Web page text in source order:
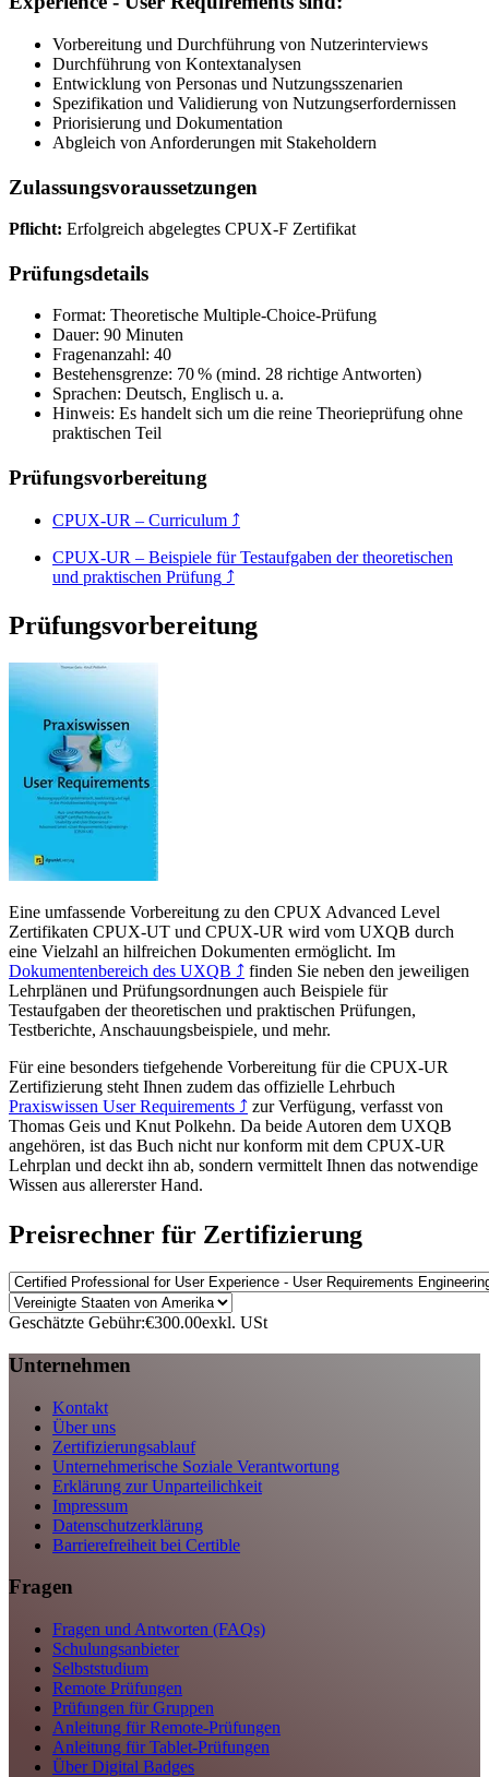
Vorbereitung und Durchführung von Nutzerinterviews
Durchführung von Kontextanalysen
Entwicklung von Personas und Nutzungsszenarien
Spezifikation und Validierung von Nutzungserfordernissen
Priorisierung und Dokumentation
Abgleich von Anforderungen mit Stakeholdern
Zulassungsvoraussetzungen
Pflicht: Erfolgreich abgelegtes CPUX-F Zertifikat
Prüfungsdetails
Format: Theoretische Multiple-Choice-Prüfung
Dauer: 90 Minuten
Fragenanzahl: 40
Bestehensgrenze: 70 % (mind. 28 richtige Antworten)
Sprachen: Deutsch, Englisch u. a.
Hinweis: Es handelt sich um die reine Theorieprüfung ohne
praktischen Teil
Prüfungsvorbereitung
CPUX-UR – Curriculum ⤴
CPUX-UR – Beispiele für Testaufgaben der theoretischen
und praktischen Prüfung ⤴
Prüfungsvorbereitung
Eine umfassende Vorbereitung zu den CPUX Advanced Level
Zertifikaten CPUX-UT und CPUX-UR wird vom UXQB durch
eine Vielzahl an hilfreichen Dokumenten ermöglicht. Im
Dokumentenbereich des UXQB ⤴ finden Sie neben den jeweiligen
Lehrplänen und Prüfungsordnungen auch Beispiele für
Testaufgaben der theoretischen und praktischen Prüfungen,
Testberichte, Anschauungsbeispiele, und mehr.
Für eine besonders tiefgehende Vorbereitung für die CPUX-UR
Zertifizierung steht Ihnen zudem das offizielle Lehrbuch
Praxiswissen User Requirements ⤴ zur Verfügung, verfasst von
Thomas Geis und Knut Polkehn. Da beide Autoren dem UXQB
angehören, ist das Buch nicht nur konform mit dem CPUX-UR
Lehrplan und deckt ihn ab, sondern vermittelt Ihnen das notwendige
Wissen aus allererster Hand.
Preisrechner für Zertifizierung
Geschätzte Gebühr:€300.00exkl. USt
Unternehmen
Kontakt
Über uns
Zertifizierungsablauf
Unternehmerische Soziale Verantwortung
Erklärung zur Unparteilichkeit
Impressum
Datenschutzerklärung
Barrierefreiheit bei Certible
Fragen
Fragen und Antworten (FAQs)
Schulungsanbieter
Selbststudium
Remote Prüfungen
Prüfungen für Gruppen
Anleitung für Remote-Prüfungen
Anleitung für Tablet-Prüfungen
Über Digital Badges